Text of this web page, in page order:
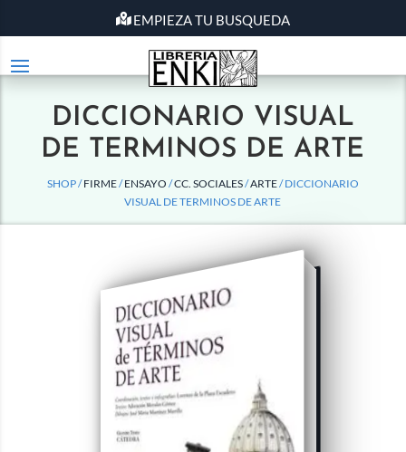
EMPIEZA TU BUSQUEDA
DICCIONARIO VISUAL
DE TERMINOS DE ARTE
SHOP /FIRME/ENSAYO /CC. SOCIALES/ARTE/ DICCIONARIO
VISUAL DE TERMINOS DE ARTE